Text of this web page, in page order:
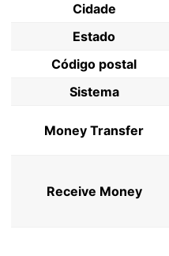
Cidade
Estado
Código postal
Sistema
Money Transfer
Receive Money